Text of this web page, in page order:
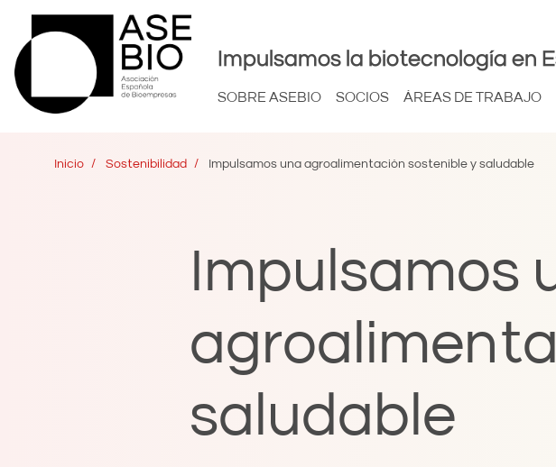
Impulsamos la biotecnología en
SOBRE ASEBIO SOCIOS ÁREAS DE TRABAJO
Inicio Sostenibilidad Impulsamos una agroalimentación sostenible y saludable
Impulsamos
saludable